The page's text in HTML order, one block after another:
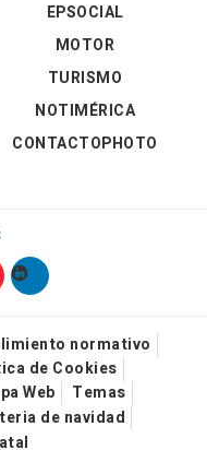
EPSOCIAL
MOTOR
TURISMO
NOTIMÉRICA
CONTACTOPHOTO
normativo
de Cookies
Web
Temas
de navidad